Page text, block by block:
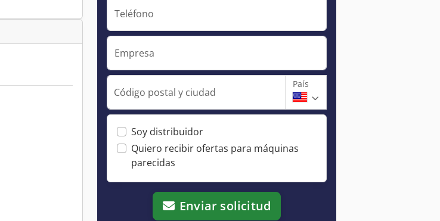
Teléfono
Empresa
Código postal y ciudad
País
Soy distribuidor
Quiero recibir ofertas para máquinas
parecidas
Enviar solicitud